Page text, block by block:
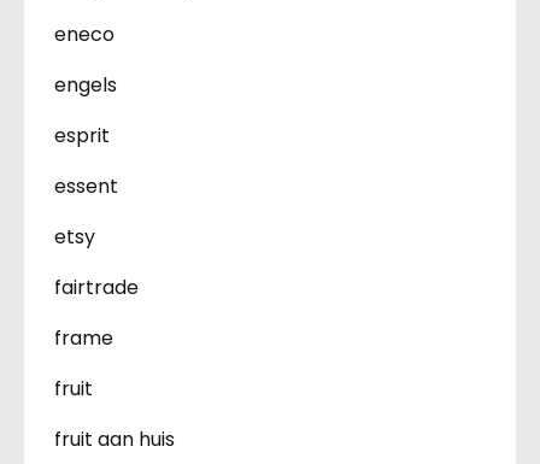
eneco
engels
esprit
essent
etsy
fairtrade
frame
fruit
fruit aan huis